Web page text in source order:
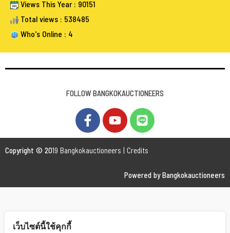
Views This Year : 90151
Total views : 538485
Who's Online : 4
FOLLOW BANGKOKAUCTIONEERS
Copyright © 2019 Bangkokauctioneers | Credits
Powered by Bangkokauctioneers
เว็บไซต์นี้ใช้คุกกี้